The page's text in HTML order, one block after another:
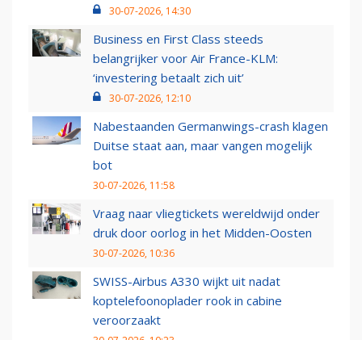
30-07-2026, 14:30
Business en First Class steeds
belangrijker voor Air France-KLM:
‘investering betaalt zich uit’
30-07-2026, 12:10
Nabestaanden Germanwings-crash klagen
Duitse staat aan, maar vangen mogelijk
bot
30-07-2026, 11:58
Vraag naar vliegtickets wereldwijd onder
druk door oorlog in het Midden-Oosten
30-07-2026, 10:36
SWISS-Airbus A330 wijkt uit nadat
koptelefoonoplader rook in cabine
veroorzaakt